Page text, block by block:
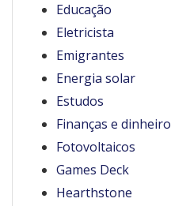
Educação
Eletricista
Emigrantes
Energia solar
Estudos
Finanças e dinheiro
Fotovoltaicos
Games Deck
Hearthstone